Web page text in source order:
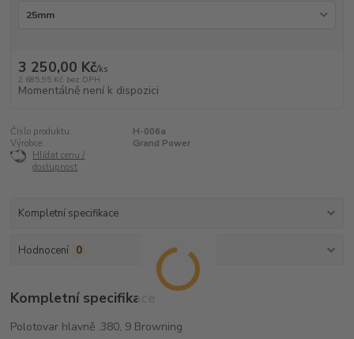
3 250,00 Kč/ks
2 685,95 Kč bez DPH
Momentálně není k dispozici
Číslo produktu:
H-006a
Výrobce:
Grand Power
Hlídat cenu /
dostupnost
Kompletní specifikace
Hodnocení 0
Kompletní specifikace
Polotovar hlavně .380, 9 Browning